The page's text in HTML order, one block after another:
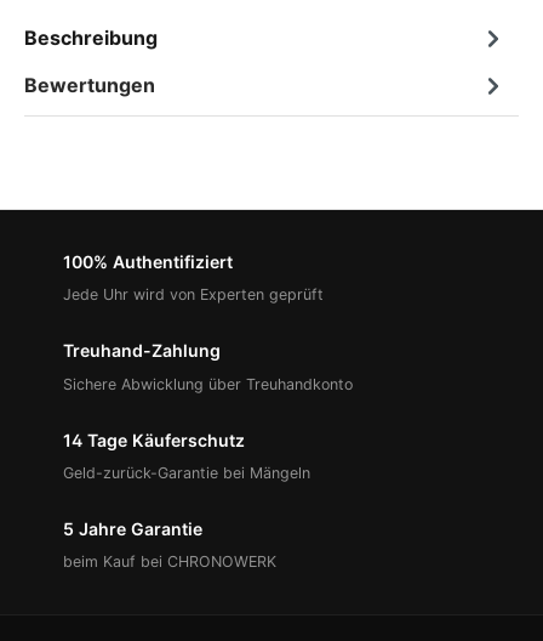
Beschreibung
Bewertungen
100% Authentifiziert
Jede Uhr wird von Experten geprüft
Treuhand-Zahlung
Sichere Abwicklung über Treuhandkonto
14 Tage Käuferschutz
Geld-zurück-Garantie bei Mängeln
5 Jahre Garantie
beim Kauf bei CHRONOWERK